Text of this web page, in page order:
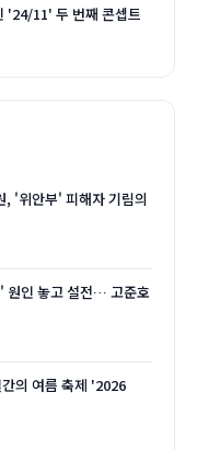
'24/11' 두 번째 콘셉트
, '위안부' 피해자 기림의
원인 놓고 설전… 고준호
의 여름 축제 '2026